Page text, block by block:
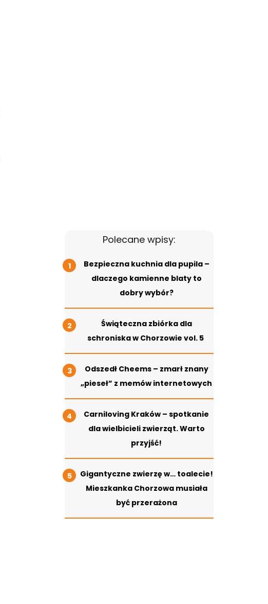
Polecane wpisy:
Bezpieczna kuchnia dla pupila –
dlaczego kamienne blaty to
dobry wybór?
Świąteczna zbiórka dla
schroniska w Chorzowie vol. 5
Odszedł Cheems – zmarł znany
„pieseł” z memów internetowych
Carniloving Kraków – spotkanie
dla wielbicieli zwierząt. Warto
przyjść!
Gigantyczne zwierzę w… toalecie!
Mieszkanka Chorzowa musiała
być przerażona